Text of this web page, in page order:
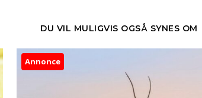
DU VIL MULIGVIS OGSÅ SYNES OM
Annonce